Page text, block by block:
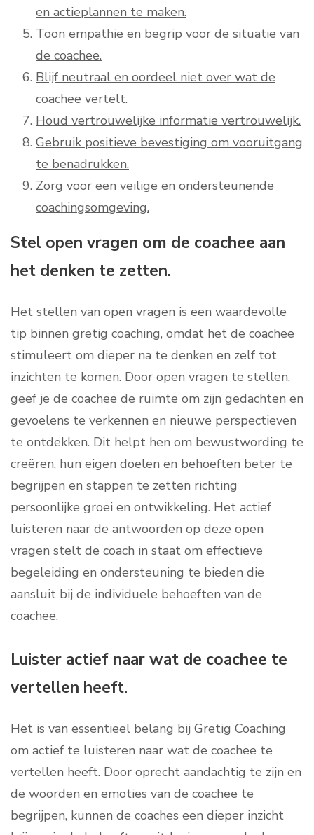
en actieplannen te maken.
Toon empathie en begrip voor de situatie van
de coachee.
Blijf neutraal en oordeel niet over wat de
coachee vertelt.
Houd vertrouwelijke informatie vertrouwelijk.
Gebruik positieve bevestiging om vooruitgang
te benadrukken.
Zorg voor een veilige en ondersteunende
coachingsomgeving.
Stel open vragen om de coachee aan
het denken te zetten.
Het stellen van open vragen is een waardevolle
tip binnen gretig coaching, omdat het de coachee
stimuleert om dieper na te denken en zelf tot
inzichten te komen. Door open vragen te stellen,
geef je de coachee de ruimte om zijn gedachten en
gevoelens te verkennen en nieuwe perspectieven
te ontdekken. Dit helpt hen om bewustwording te
creëren, hun eigen doelen en behoeften beter te
begrijpen en stappen te zetten richting
persoonlijke groei en ontwikkeling. Het actief
luisteren naar de antwoorden op deze open
vragen stelt de coach in staat om effectieve
begeleiding en ondersteuning te bieden die
aansluit bij de individuele behoeften van de
coachee.
Luister actief naar wat de coachee te
vertellen heeft.
Het is van essentieel belang bij Gretig Coaching
om actief te luisteren naar wat de coachee te
vertellen heeft. Door oprecht aandachtig te zijn en
de woorden en emoties van de coachee te
begrijpen, kunnen de coaches een dieper inzicht